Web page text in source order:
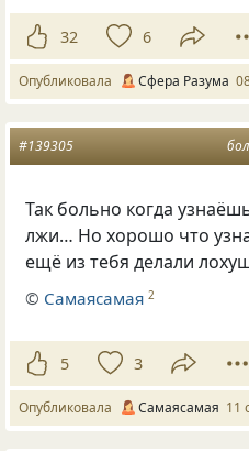
32 6
Опубликовала Сфера Разума
#139305
Так больно когда
лжи… Но хорошо что
ещё из тебя делали
© Самаясамая 2
5 3
Опубликовала Самаясамая 11